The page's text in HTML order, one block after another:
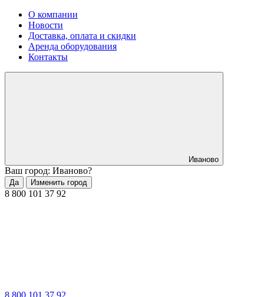
О компании
Новости
Доставка, оплата и скидки
Аренда оборудования
Контакты
Иваново
Ваш город: Иваново?
Да Изменить город
8 800 101 37 92
8 800 101 37 92